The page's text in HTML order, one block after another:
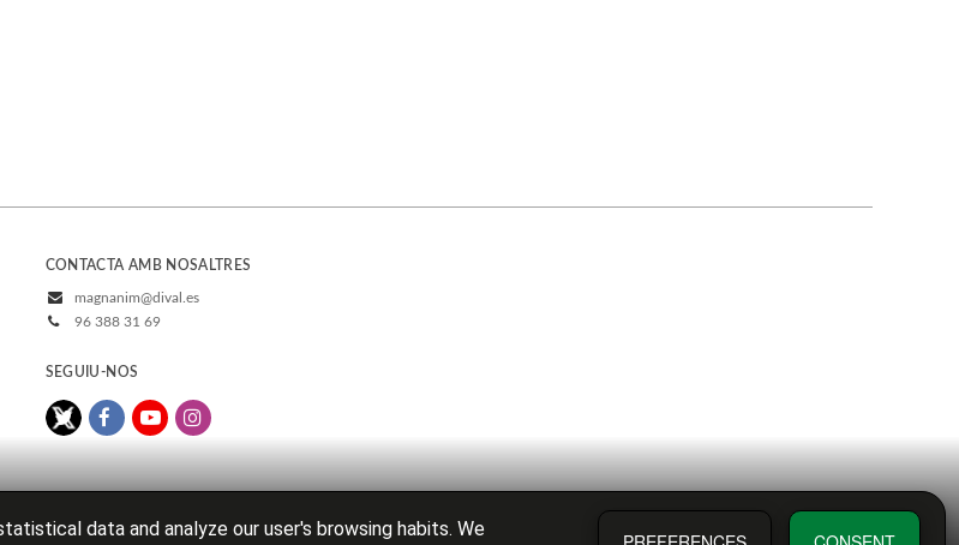
CONTACTA AMB NOSALTRES
magnanim@dival.es
96 388 31 69
SEGUIU-NOS
data and analyze our user's browsing habits. We